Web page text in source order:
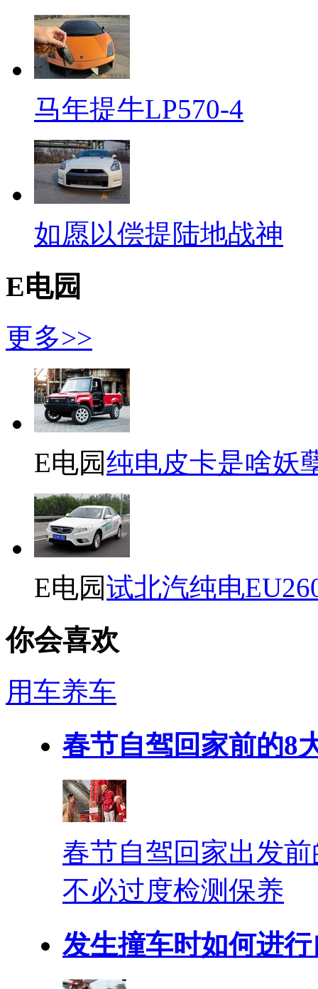
马年提牛LP570-4
如愿以偿提陆地战神
E电园
更多>>
E电园纯电皮卡是啥妖
E电园试北汽纯电
你会喜欢
用车养车
春节自驾回家前的8
春节自驾回家出发
不必过度检测保养
发生撞车时如何进